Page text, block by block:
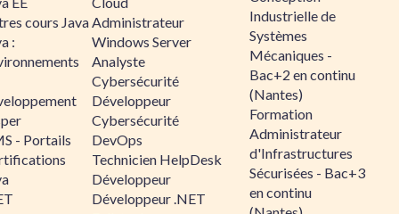
cours Java
:
- Portails
Administrateur
Windows Server
Analyste
Cybersécurité
Développeur
Cybersécurité
DevOps
Technicien HelpDesk
Développeur
Développeur .NET
Industrielle de
Systèmes
Mécaniques -
Bac+2 en continu
(Nantes)
Formation
Administrateur
d'Infrastructures
Sécurisées - Bac+3
en continu